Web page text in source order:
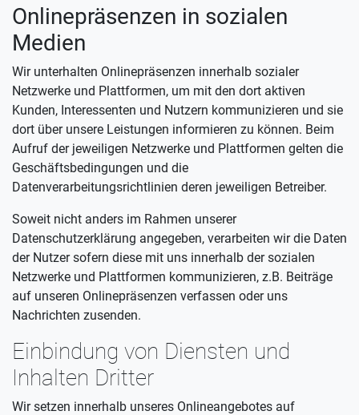
Onlinepräsenzen in sozialen
Medien
Wir unterhalten Onlinepräsenzen innerhalb sozialer
Netzwerke und Plattformen, um mit den dort aktiven
Kunden, Interessenten und Nutzern kommunizieren und sie
dort über unsere Leistungen informieren zu können. Beim
Aufruf der jeweiligen Netzwerke und Plattformen gelten die
Geschäftsbedingungen und die
Datenverarbeitungsrichtlinien deren jeweiligen Betreiber.
Soweit nicht anders im Rahmen unserer
Datenschutzerklärung angegeben, verarbeiten wir die Daten
der Nutzer sofern diese mit uns innerhalb der sozialen
Netzwerke und Plattformen kommunizieren, z.B. Beiträge
auf unseren Onlinepräsenzen verfassen oder uns
Nachrichten zusenden.
Einbindung von Diensten und
Inhalten Dritter
Wir setzen innerhalb unseres Onlineangebotes auf